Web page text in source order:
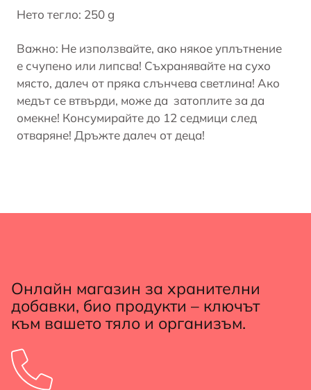
Нето тегло: 250 g
Важно: Не използвайте, ако някое уплътнение
е счупено или липсва! Съхранявайте на сухо
място, далеч от пряка слънчева светлина! Ако
медът се втвърди, може да затоплите за да
омекне! Консумирайте до 12 седмици след
отваряне! Дръжте далеч от деца!
Онлайн магазин за хранителни
добавки, био продукти – ключът
към вашето тяло и организъм.